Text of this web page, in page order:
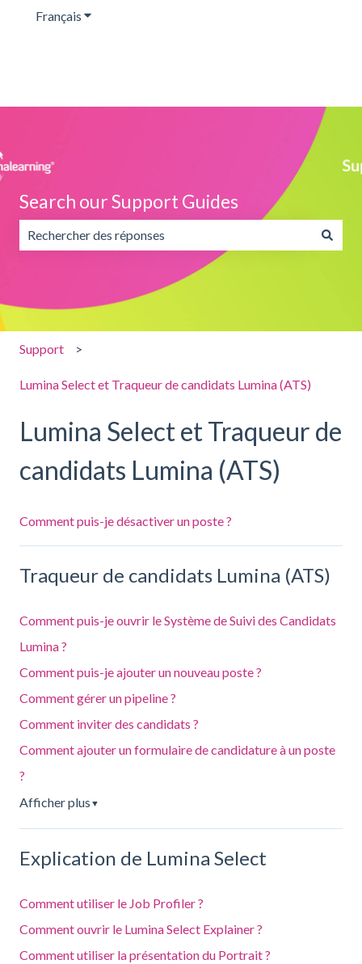
Français Afficher le sous-menu pour les traductions
Search our Support Guides
Il n'y a aucune suggestion car le champ de recherche est
Support
Lumina Select et Traqueur de candidats Lumina (ATS)
Lumina Select et Traqueur de
candidats Lumina (ATS)
Comment puis-je désactiver un poste ?
Traqueur de candidats Lumina (ATS)
Comment puis-je ouvrir le Système de Suivi des Candidats
Lumina ?
Comment puis-je ajouter un nouveau poste ?
Comment gérer un pipeline ?
Comment inviter des candidats ?
Comment ajouter un formulaire de candidature à un poste
?
Afficher plus ▼
Explication de Lumina Select
Comment utiliser le Job Profiler ?
Comment ouvrir le Lumina Select Explainer ?
Comment utiliser la présentation du Portrait ?